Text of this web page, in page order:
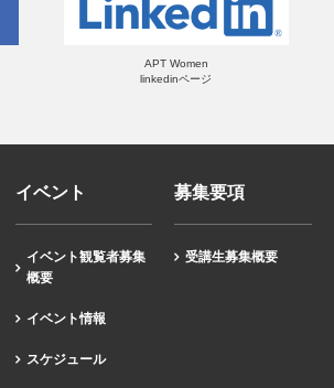
APT Women
linkedinページ
イベント
イベント観覧者募集
概要
イベント情報
スケジュール
募集要項
受講生募集概要